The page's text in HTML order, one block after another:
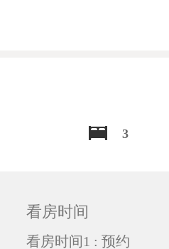
3
看房时间
看房时间1 : 预约